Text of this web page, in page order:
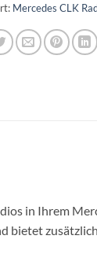
Mercedes CLK
in Ihrem
bietet